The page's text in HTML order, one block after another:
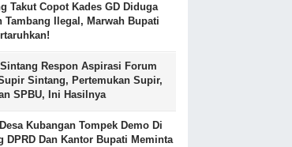
Takut Copot Kades GD Diduga
Tambang Ilegal, Marwah Bupati
Respon Aspirasi Forum
Sintang, Pertemukan Supir,
SPBU, Ini Hasilnya
Kubangan Tompek Demo Di
DPRD Dan Kantor Bupati Meminta